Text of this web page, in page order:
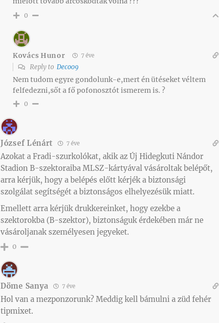
0
Kovács Hunor 7 éve
Reply to Deco09
Nem tudom egyre gondolunk-e,mert én ütéseket véltem
felfedezni,sőt a fő pofonosztót ismerem is. ?
0
József Lénárt 7 éve
Azokat a Fradi-szurkolókat, akik az Új Hidegkuti Nándor
Stadion B-szektoraiba MLSZ-kártyával vásároltak belépőt,
arra kérjük, hogy a belépés előtt kérjék a biztonsági
szolgálat segítségét a biztonságos elhelyezésük miatt.
Emellett arra kérjük drukkereinket, hogy ezekbe a
szektorokba (B-szektor), biztonságuk érdekében már ne
vásároljanak személyesen jegyeket.
0
Döme Sanya 7 éve
Hol van a mezponzorunk? Meddig kell bámulni a züd fehér
tipmixet.